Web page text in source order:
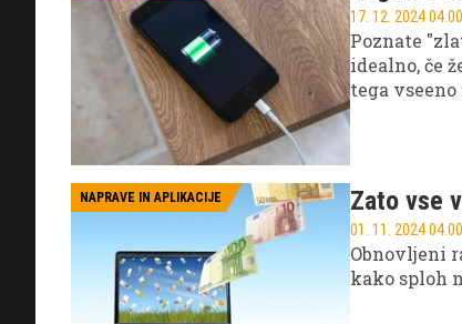
17. 12. 2024 04.00
Poznate
idealno, če
tega
NAPRAVE IN APLIKACIJE Zato vse
01. 11. 2024 04.00
Obnovljeni
kako sploh